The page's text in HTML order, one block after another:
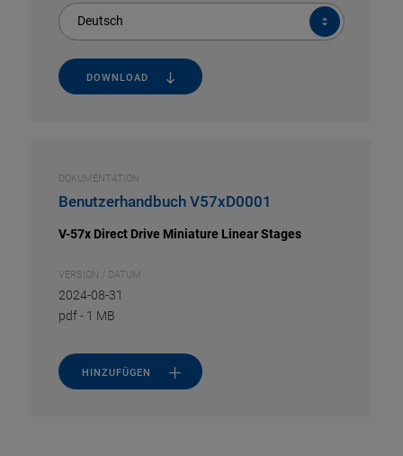
Deutsch
DOWNLOAD
DOKUMENTATION
Benutzerhandbuch V57xD0001
V-57x Direct Drive Miniature Linear Stages
VERSION / DATUM
2024-08-31
pdf- 1 MB
HINZUFÜGEN